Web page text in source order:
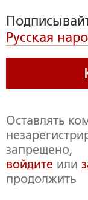
Русская
Оставлять
запрещено,
войдите или
продолжить